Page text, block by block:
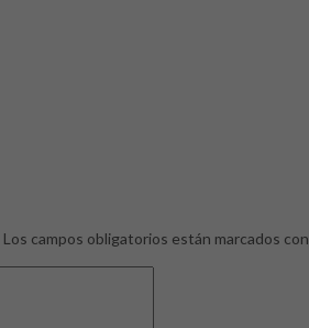
Los campos obligatorios están marcados con